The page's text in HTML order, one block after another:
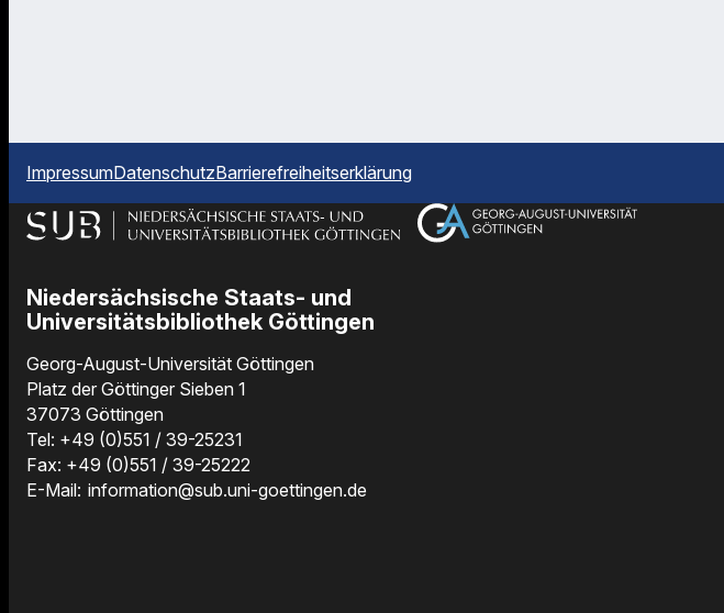
ImpressumDatenschutzBarrierefreiheitserklärung
Niedersächsische Staats- und
Universitätsbibliothek Göttingen
Georg-August-Universität Göttingen
Platz der Göttinger Sieben 1
37073 Göttingen
Tel: +49 (0)551 / 39-25231
Fax: +49 (0)551 / 39-25222
E-Mail: information@sub.uni-goettingen.de